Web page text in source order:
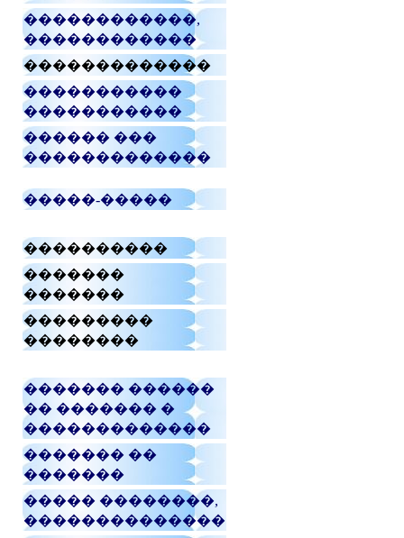
������������,
������������
�������������
�����������
�����������
������ ���
�������������
�����-�����
����������
�������
�������
���������
��������
������� ������
�� ������� �
�������������
������� ��
�������
����� ��������,
��������������